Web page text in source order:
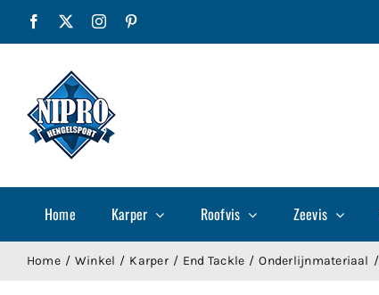
Facebook Instagram
Home Karper Roofvis Zeevis
Home Winkel Karper End Tackle Onderlijnmateriaal